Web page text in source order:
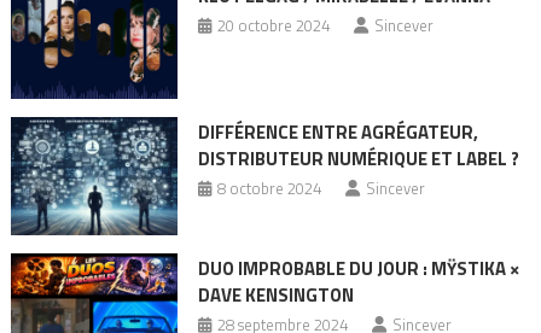
20 octobre 2024 Sincever
DIFFÉRENCE ENTRE AGRÉGATEUR,
DISTRIBUTEUR NUMÉRIQUE ET LABEL ?
8 octobre 2024 Sincever
DUO IMPROBABLE DU JOUR : MŸSTIKA ×
DAVE KENSINGTON
28 septembre 2024 Sincever